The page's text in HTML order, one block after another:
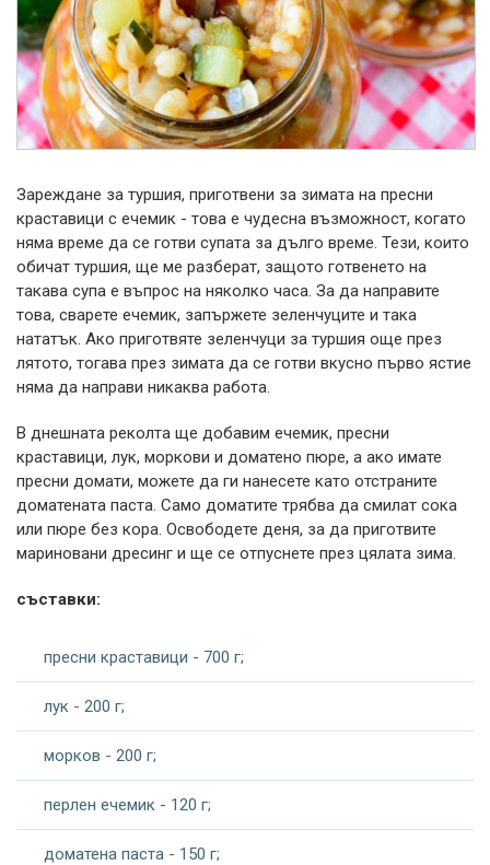
Зареждане за туршия, приготвени за зимата на пресни
краставици с ечемик - това е чудесна възможност, когато
няма време да се готви супата за дълго време. Тези, които
обичат туршия, ще ме разберат, защото готвенето на
такава супа е въпрос на няколко часа. За да направите
това, сварете ечемик, запържете зеленчуците и така
нататък. Ако приготвяте зеленчуци за туршия още през
лятото, тогава през зимата да се готви вкусно първо ястие
няма да направи никаква работа.
В днешната реколта ще добавим ечемик, пресни
краставици, лук, моркови и доматено пюре, а ако имате
пресни домати, можете да ги нанесете като отстраните
доматената паста. Само доматите трябва да смилат сока
или пюре без кора. Освободете деня, за да приготвите
мариновани дресинг и ще се отпуснете през цялата зима.
съставки:
пресни краставици - 700 г;
лук - 200 г;
морков - 200 г;
перлен ечемик - 120 г;
доматена паста - 150 г;